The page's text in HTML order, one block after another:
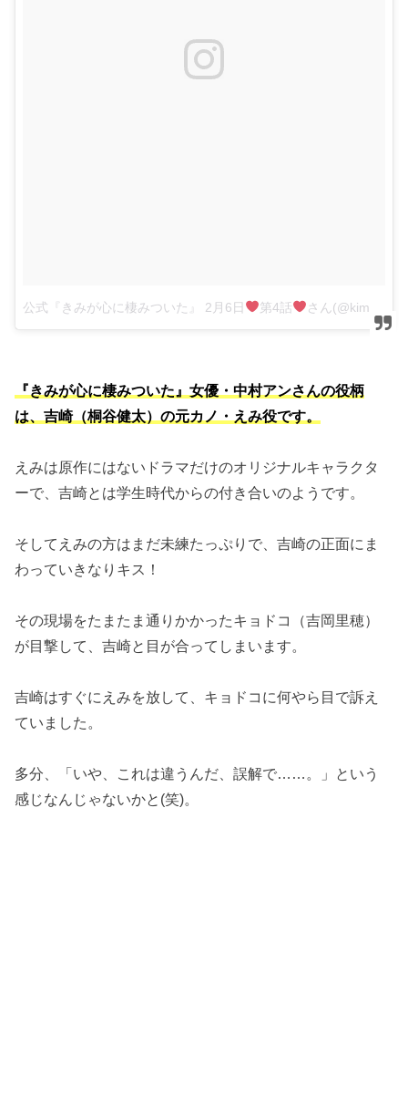
公式『きみが心に棲みついた』 2月6日 第4話 さん(@kimisumi_tbs)がシェアした投稿
『きみが心に棲みついた』女優・中村アンさんの役柄
は、吉崎（桐谷健太）の元カノ・えみ役です。
えみは原作にはないドラマだけのオリジナルキャラクタ
ーで、吉崎とは学生時代からの付き合いのようです。
そしてえみの方はまだ未練たっぷりで、吉崎の正面にま
わっていきなりキス！
その現場をたまたま通りかかったキョドコ（吉岡里穂）
が目撃して、吉崎と目が合ってしまいます。
吉崎はすぐにえみを放して、キョドコに何やら目で訴え
ていました。
多分、「いや、これは違うんだ、誤解で……。」という
感じなんじゃないかと(笑)。